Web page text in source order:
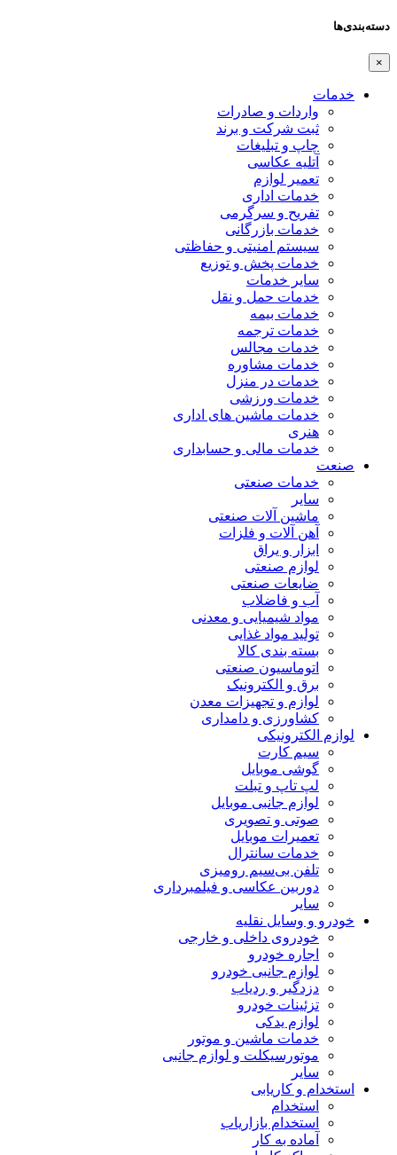
دسته‌بندی‌ها
×
خدمات
واردات و صادرات
ثبت شرکت و برند
چاپ و تبلیغات
آتلیه عکاسی
تعمیر لوازم
خدمات اداری
تفریح و سرگرمی
خدمات بازرگانی
سیستم امنیتی و حفاظتی
خدمات پخش و توزیع
سایر خدمات
خدمات حمل و نقل
خدمات بیمه
خدمات ترجمه
خدمات مجالس
خدمات مشاوره
خدمات در منزل
خدمات ورزشی
خدمات ماشین های اداری
هنری
خدمات مالی و حسابداری
صنعت
خدمات صنعتی
سایر
ماشین آلات صنعتی
آهن آلات و فلزات
ابزار و یراق
لوازم صنعتی
ضایعات صنعتی
آب و فاضلاب
مواد شیمیایی و معدنی
تولید مواد غذایی
بسته بندی کالا
اتوماسیون صنعتی
برق و الکترونیک
لوازم و تجهیزات معدن
کشاورزی و دامداری
لوازم الکترونیکی
سیم کارت
گوشی موبایل
لپ تاپ و تبلت
لوازم جانبی موبایل
صوتی و تصویری
تعمیرات موبایل
خدمات سانترال
تلفن بی‌سیم رومیزی
دوربین عکاسی و فیلمبرداری
سایر
خودرو و وسایل نقلیه
خودروی داخلی و خارجی
اجاره خودرو
لوازم جانبی خودرو
دزدگیر و ردیاب
تزئینات خودرو
لوازم یدکی
خدمات ماشین و موتور
موتورسیکلت و لوازم جانبی
سایر
استخدام و کاریابی
استخدام
استخدام بازاریاب
آماده به کار